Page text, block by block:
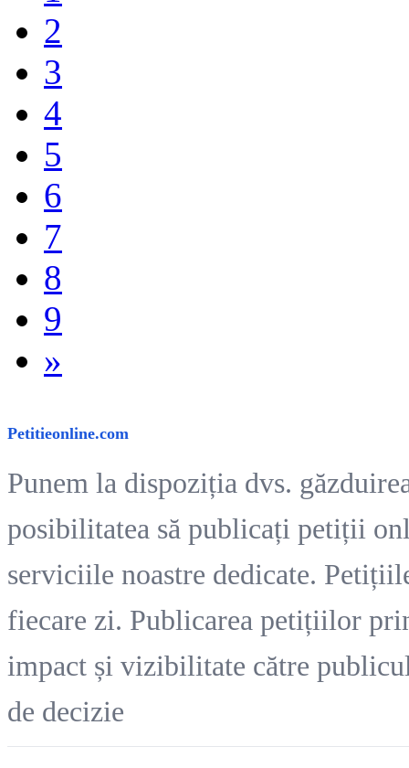
2
3
4
5
6
7
8
9
»
Petitieonline.com
Punem la dispoziția dvs.
posibilitatea să publicați petiții
serviciile noastre dedicate.
fiecare zi. Publicarea petițiilor
impact și vizibilitate către
de decizie